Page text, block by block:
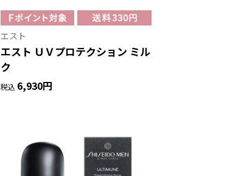
エスト
エスト ＵＶプロテクション ミル
ク
税込 6,930円